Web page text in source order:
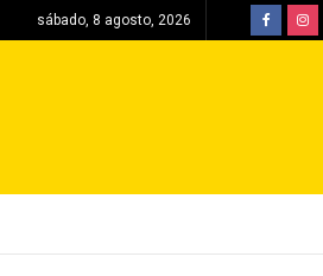
sábado, 8 agosto, 2026